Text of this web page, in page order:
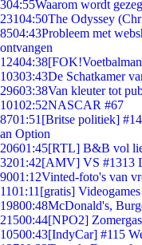
304:55Waarom wordt
23104:50The Odyssey
8504:43Probleem met
ontvangen
12404:38
10303:43De Schatkamer
29603:38Van kleuter tot
10102:52NASCAR #67
8701:51 [Britse politiek]
an Option
20601:45[RTL] B&B vol
3201:42[AMV] VS #1313
9001:12Vinted-foto's van
1101:11 [gratis]
19800:48McDonald's,
21500:44[NPO2]
10500:43[IndyCar] #115